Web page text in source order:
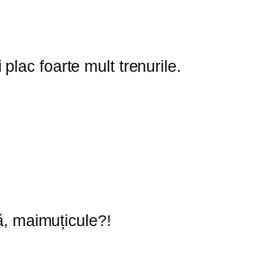
foarte mult trenurile.
maimuțicule?!